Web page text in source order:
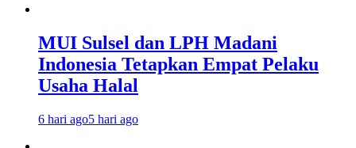
MUI Sulsel dan LPH Madani
Indonesia Tetapkan Empat Pelaku
Usaha Halal
6 hari ago5 hari ago